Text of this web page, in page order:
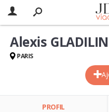
Alexis
PARIS
PROFIL